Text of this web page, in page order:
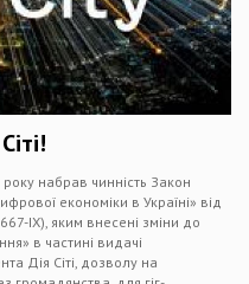
набрав чинність Закон
економіки в Україні» від
ІХ), яким внесені зміни до
в частині видачі
Дія Сіті, дозволу на